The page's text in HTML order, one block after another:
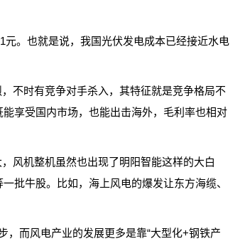
。也就是说，我国光伏发电成本已经接近水电
不时有竞争对手杀入，其特征就是竞争格局不
享受国内市场，也能出击海外，毛利率也相对
风机整机虽然也出现了明阳智能这样的大白
批牛股。比如，海上风电的爆发让东方海缆、
而风电产业的发展更多是靠“大型化+钢铁产